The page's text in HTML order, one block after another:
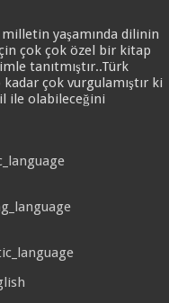
yaşamında dilinin
çok çok özel bir kitap
tanıtmıştır..Türk
çok vurgulamıştır ki
ile olabileceğini